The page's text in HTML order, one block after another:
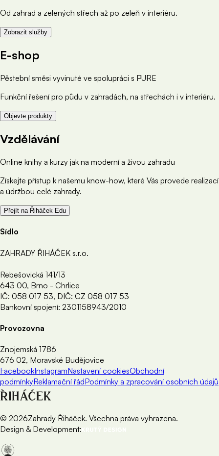
Od zahrad a zelených střech až po zeleň v interiéru.
Zobrazit služby
E-shop
Pěstební směsi vyvinuté ve spolupráci s PURE
Funkční řešení pro půdu v zahradách, na střechách i v interiéru.
Objevte produkty
Vzdělávání
Online knihy a kurzy jak na moderní a živou zahradu
Získejte přístup k našemu know-how, které Vás provede realizací
a údržbou celé zahrady.
Přejít na Řiháček Edu
Sídlo
ZAHRADY ŘIHÁČEK s.r.o.
Rebešovická 141/13
643 00, Brno - Chrlice
IČ: 058 017 53, DIČ: CZ 058 017 53
Bankovní spojení: 2301158943/2010
Provozovna
Znojemská 1786
676 02, Moravské Budějovice
FacebookInstagramNastavení cookiesObchodní
podmínkyReklamační řádPodmínky a zpracování osobních údajů
© 2026Zahrady Řiháček. Všechna práva vyhrazena.
Design & Development: